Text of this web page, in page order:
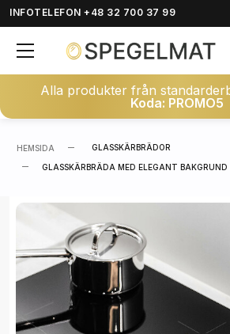
INFOTELEFON +48 32 700 37 99
Alla produkter från
Koda: PROMO5
HEMSIDA GLASSKÄRBRÄDOR
GLASSKÄRBRÄDA MED ELEGANT